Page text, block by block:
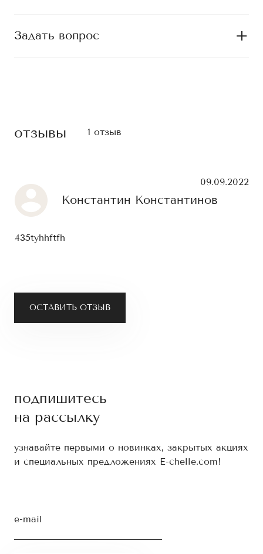
Задать вопрос
отзывы 1 отзыв
ОСТАВИТЬ ОТЗЫВ
Константин Константинов
09.09.2022
435tyhhftfh
подпишитесь
на рассылку
узнавайте первыми о новинках, закрытых акциях
и специальных предложениях E-chelle.com!
e-mail